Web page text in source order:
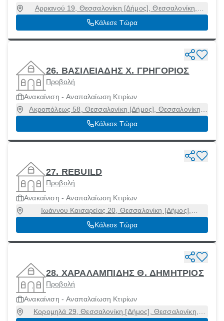
Αρριανού 19, Θεσσαλονίκη [Δήμος], Θεσσαλονίκη,
54635
Κάλεσε Τώρα
26. ΒΑΣΙΛΕΙΑΔΗΣ Χ. ΓΡΗΓΟΡΙΟΣ
Προβολή
Ανακαίνιση - Αναπαλαίωση Κτιρίων
Ακροπόλεως 58, Θεσσαλονίκη [Δήμος], Θεσσαλονίκη,
54634
Κάλεσε Τώρα
27. REBUILD
Προβολή
Ανακαίνιση - Αναπαλαίωση Κτιρίων
Ιωάννου Καισαρείας 20, Θεσσαλονίκη [Δήμος],
Θεσσαλονίκη, 54453
Κάλεσε Τώρα
28. ΧΑΡΑΛΑΜΠΙΔΗΣ Θ. ΔΗΜΗΤΡΙΟΣ
Προβολή
Ανακαίνιση - Αναπαλαίωση Κτιρίων
Κορομηλά 29, Θεσσαλονίκη [Δήμος], Θεσσαλονίκη,